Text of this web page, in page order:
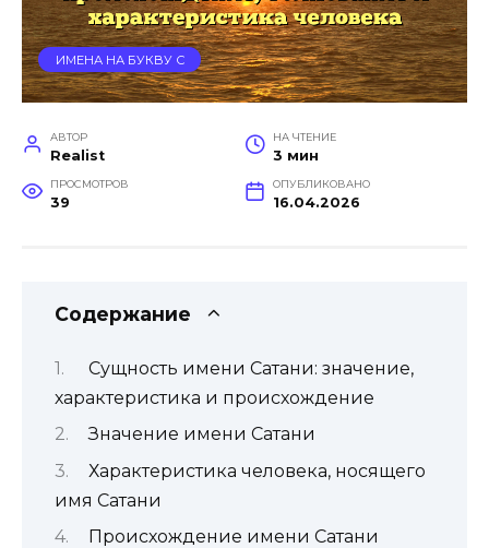
ИМЕНА НА БУКВУ С
АВТОР
Realist
НА ЧТЕНИЕ
3 мин
ПРОСМОТРОВ
39
ОПУБЛИКОВАНО
16.04.2026
Содержание
Сущность имени Сатани: значение,
характеристика и происхождение
Значение имени Сатани
Характеристика человека, носящего
имя Сатани
Происхождение имени Сатани